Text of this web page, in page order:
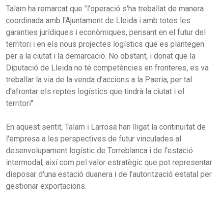
Talarn ha remarcat que "l'operació s'ha treballat de manera
coordinada amb l'Ajuntament de Lleida i amb totes les
garanties jurídiques i econòmiques, pensant en el futur del
territori i en els nous projectes logístics que es plantegen
per a la ciutat i la demarcació. No obstant, i donat que la
Diputació de Lleida no té competències en fronteres, es va
treballar la via de la venda d'accions a la Paeria, per tal
d'afrontar els reptes logístics que tindrà la ciutat i el
territori".
En aquest sentit, Talarn i Larrosa han lligat la continuïtat de
l'empresa a les perspectives de futur vinculades al
desenvolupament logístic de Torreblanca i de l'estació
intermodal, així com pel valor estratègic que pot representar
disposar d'una estació duanera i de l'autorització estatal per
gestionar exportacions.